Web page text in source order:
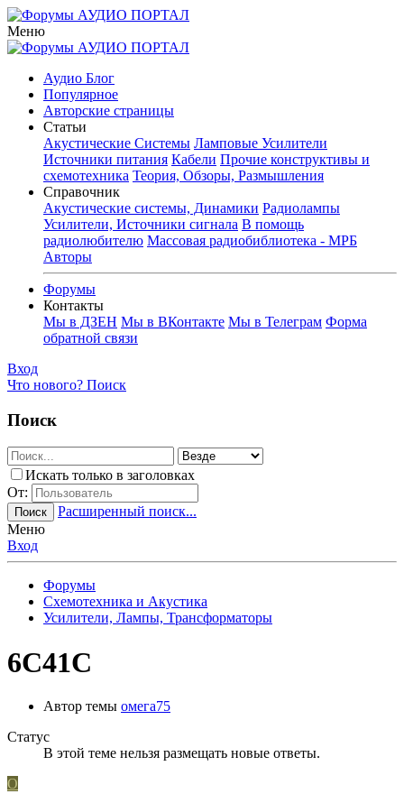
Меню
Аудио Блог
Популярное
Авторские страницы
Статьи
Акустические Системы Ламповые Усилители
Источники питания Кабели Прочие конструктивы и
схемотехника Теория, Обзоры, Размышления
Справочник
Акустические системы, Динамики Радиолампы
Усилители, Источники сигнала В помощь
радиолюбителю Массовая радиобиблиотека - МРБ
Авторы
Форумы
Контакты
Мы в ДЗЕН Мы в ВКонтакте Мы в Телеграм Форма
обратной связи
Вход
Что нового? Поиск
Поиск
Искать только в заголовках
От:
Поиск
Расширенный поиск...
Меню
Вход
Форумы
Схемотехника и Акустика
Усилители, Лампы, Трансформаторы
6C41C
Автор темы омега75
Статус
В этой теме нельзя размещать новые ответы.
О